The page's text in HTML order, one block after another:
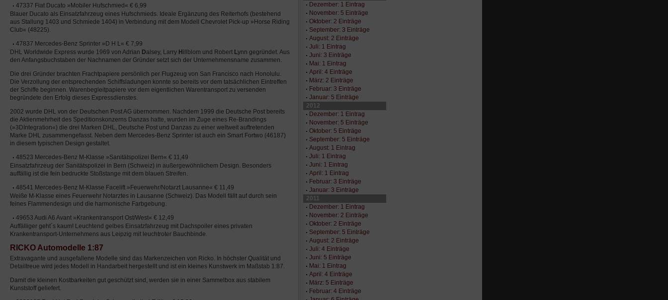
Dezember: 1 Eintrag
November: 5 Einträge
Oktober: 2 Einträge
September: 3 Einträge
August: 2 Einträge
Juli: 1 Eintrag
Juni: 3 Einträge
Mai: 1 Eintrag
April: 4 Einträge
März: 2 Einträge
Februar: 3 Einträge
Januar: 5 Einträge
2012
Dezember: 1 Eintrag
November: 5 Einträge
Oktober: 5 Einträge
September: 5 Einträge
August: 1 Eintrag
Juli: 1 Eintrag
Juni: 1 Eintrag
April: 1 Eintrag
Februar: 3 Einträge
Januar: 3 Einträge
2011
Dezember: 1 Eintrag
November: 2 Einträge
Oktober: 2 Einträge
September: 5 Einträge
August: 2 Einträge
Juli: 4 Einträge
Juni: 5 Einträge
Mai: 1 Eintrag
April: 4 Einträge
März: 5 Einträge
Februar: 4 Einträge
47337 Fiat Ducato »Mobiler Hufschmied« € 6,99
Blauer Ducato als Einsatzfahrzeug eines Hufschmieds. Ideale Ergänzung des Reiterhofs (bestehend
aus Stallung 1403 und Schmiede 1404) in Verbindung mit dem Modell Chevrolet Pick-up »Horse Riding
Club« (48225).
47837 Mercedes-Benz Sprinter »D H L« € 7,99
DHL Worldwide Express wurde 1969 von Adrian Dalsey, Larry Hillblom und Robert L ynn gegründet. Aus
den Anfangsbuchstaben der Nachnamen der Gründer setzt sich der Unternehmensname zusammen.
Die drei Gründer brachten Frachtpapiere persönlich per Flugzeug von San Francisco nach Honolulu.
Die Verzollung der entsprechenden Schiffsladungen konnte so bereits vor dem tatsächlichen Eintreffen
der Schiffe beginnen. Warenbegleitpapiere vor dem eigentlichen Warentransport zu versenden
begründete den Erfolg dieses Expressdienstes.
2002 wurde DHL von der Deutschen Post AG übernommen. Nachdem 1999 die Deutsche Post bereits
die Aktienmehrheit des Speditionskonzerns Danzas hatte, wurden im Zuge eines Re-Brandings
(»3DIntegration«) die drei Marken DHL, Deutsche Post und Danzas zu einer weltweit auftretenden
Marke DHL zusammengefasst. Neben dem Mercedes-Benz Sprinter ist auch ein Smart Fortwo (46187)
in diesem typischen Design gestaltet.
48523 Mercedes-Benz M-Klasse »Sanitätspolizei Bern« € 11,49
Einsatzfahrzeug der Sanitätspolizei in Bern (Schweiz) in außergewöhnlichem Design. Besonders
auffällig ist die fein bedruckte Stoßstange mit dem blauen Streifen.
48541 Mercedes-Benz M-Klasse Facelift »Feuerwehr/Notarzt Lausanne« € 11,49
Weiße M-Klasse eines Feuerwehr Notarztes in Lausanne (Schweiz). Das Modell fällt auf durch sein
feines Flammendesign und die harmonische Farbgebung.
49653 Audi A6 Avant »Krankentransport Ost/West« € 12,49
Auffälliger geht´s kaum! Leuchtend gelbes Einsatzfahrzeug mit Dachspoiler eines privaten
Krankentransport-Unternehmens aus Leipzig mit leuchtroter Bauchbinde.
RICKO Automodelle 1:87
Extravagante und ausgefallene Modelle sind das Markenzeichen von Ricko. In höchster Qualität und
Detailtreue wird jedes Modell in Handarbeit hergestellt und ist ein kleines Kunstwerk im Maßstab 1:87.
Damit die kleinen Kostbarkeiten gut geschützt sind, werden sie in einer Sammelbox aus stabilem
Kunststoff geliefert.